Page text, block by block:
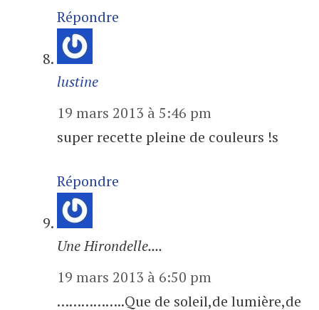
Répondre
lustine
19 mars 2013 à 5:46 pm
super recette pleine de couleurs !s
Répondre
Une Hirondelle....
19 mars 2013 à 6:50 pm
……………..Que de soleil,de lumière,de